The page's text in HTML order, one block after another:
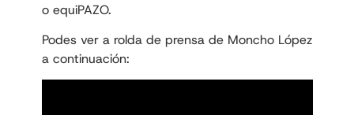
o equiPAZO.
Podes ver a rolda de prensa de Moncho López
a continuación: